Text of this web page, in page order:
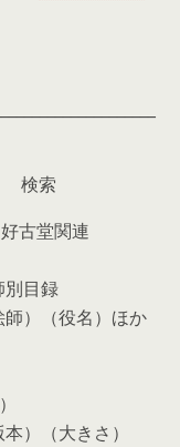
検索
古堂関連
別目録
）（役名）ほか
）（大きさ）